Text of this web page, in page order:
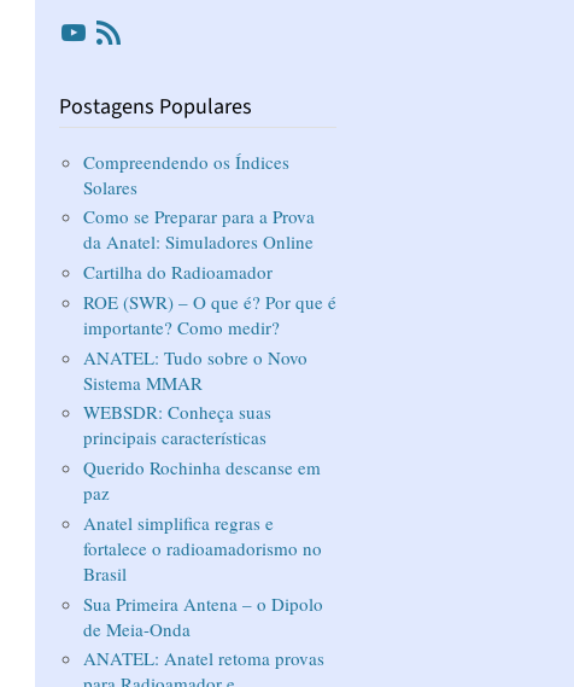
Youtube
Postagens Populares
Compreendendo os Índices
Solares
Como se Preparar para a Prova
da Anatel: Simuladores Online
Cartilha do Radioamador
ROE (SWR) – O que é? Por que é
importante? Como medir?
ANATEL: Tudo sobre o Novo
Sistema MMAR
WEBSDR: Conheça suas
principais características
Querido Rochinha descanse em
paz
Anatel simplifica regras e
fortalece o radioamadorismo no
Brasil
Sua Primeira Antena – o Dipolo
de Meia-Onda
ANATEL: Anatel retoma provas